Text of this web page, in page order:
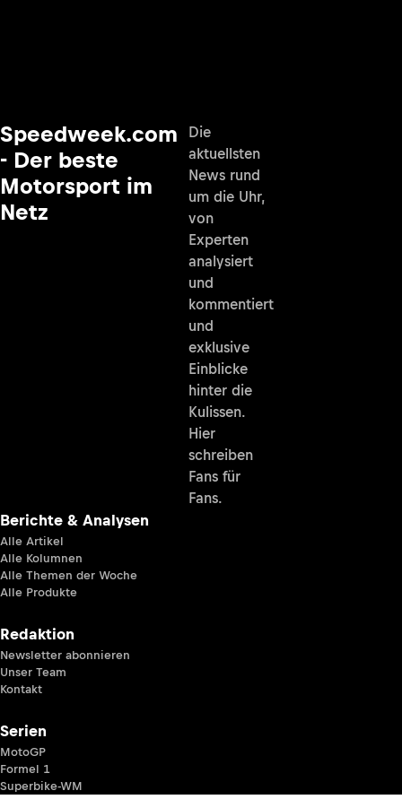
Speedweek.com
- Der beste
Motorsport im
Netz
Die
aktuellsten
News rund
um die Uhr,
von
Experten
analysiert
und
kommentiert
und
exklusive
Einblicke
hinter die
Kulissen.
Hier
schreiben
Fans für
Fans.
Berichte & Analysen
Alle Artikel
Alle Kolumnen
Alle Themen der Woche
Alle Produkte
Redaktion
Newsletter abonnieren
Unser Team
Kontakt
Serien
MotoGP
Formel 1
Superbike-WM